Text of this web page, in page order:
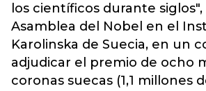
los científicos durante siglos",
Asamblea del Nobel en el
Karolinska de Suecia, en un
adjudicar el premio de ocho
coronas suecas (1,1 millones